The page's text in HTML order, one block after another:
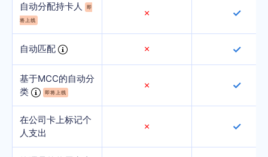
自动分配持卡人 即
将上线
✗ ✓
自动匹配 ✗ ✓
基于MCC的自动分
类
即将上线
✗ ✓
在公司卡上标记个
人支出
✗ ✓